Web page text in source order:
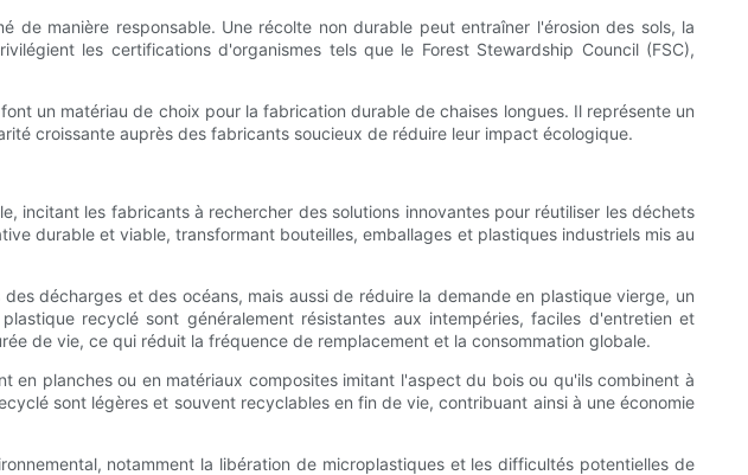
manière responsable. Une récolte non durable peut entraîner l'érosion des sols, la
les certifications d'organismes tels que le Forest Stewardship Council (FSC),
un matériau de choix pour la fabrication durable de chaises longues. Il représente un
croissante auprès des fabricants soucieux de réduire leur impact écologique.
incitant les fabricants à rechercher des solutions innovantes pour réutiliser les déchets
durable et viable, transformant bouteilles, emballages et plastiques industriels mis au
décharges et des océans, mais aussi de réduire la demande en plastique vierge, un
recyclé sont généralement résistantes aux intempéries, faciles d'entretien et
de vie, ce qui réduit la fréquence de remplacement et la consommation globale.
planches ou en matériaux composites imitant l'aspect du bois ou qu'ils combinent à
sont légères et souvent recyclables en fin de vie, contribuant ainsi à une économie
notamment la libération de microplastiques et les difficultés potentielles de